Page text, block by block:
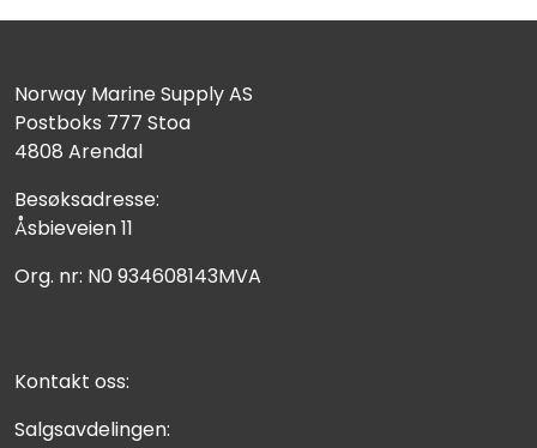
Norway Marine Supply AS
Postboks 777 Stoa
4808 Arendal
Besøksadresse:
Åsbieveien 11
Org. nr: N0 934608143MVA
Kontakt oss:
Salgsavdelingen: